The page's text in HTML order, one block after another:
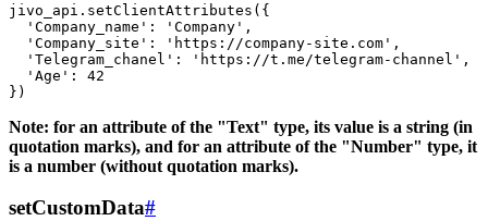
jivo_api.setClientAttributes({
  'Company_name': 'Company',
  'Company_site': 'https://company-site.com',
  'Telegram_chanel': 'https://t.me/telegram-channel',
  'Age': 42
Note: for an attribute of the "Text" type, its value is a string (in
quotation marks), and for an attribute of the "Number" type, it
is a number (without quotation marks).
setCustomData#